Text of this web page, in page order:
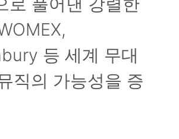
등 세계 무대
직의 가능성을 증